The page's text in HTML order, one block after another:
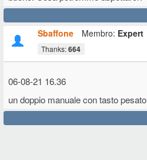
Sbaffone
Membro: Expert
Thanks:664
06-08-21 16.36
un doppio manuale con tasto pesato